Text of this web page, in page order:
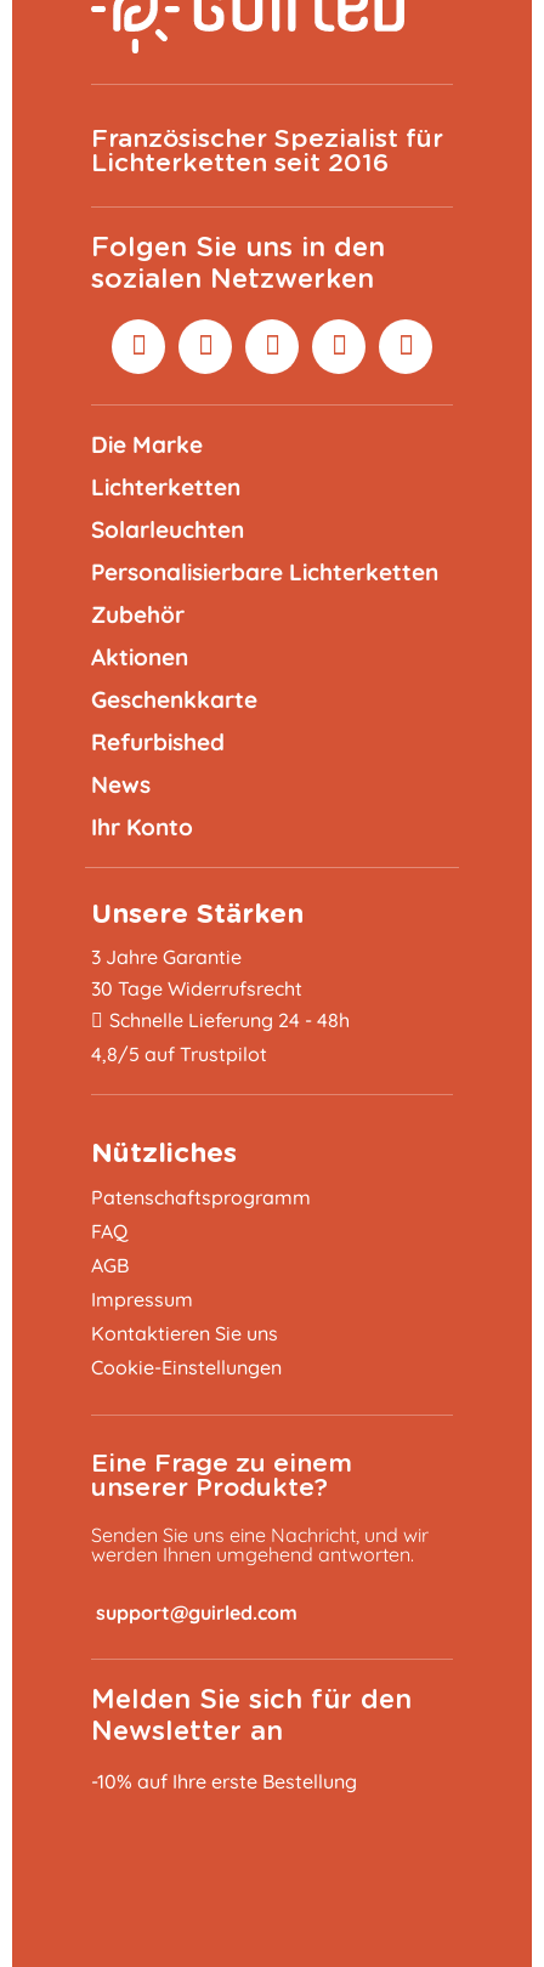
Französischer Spezialist für
Lichterketten seit 2016
Folgen Sie uns in den
sozialen Netzwerken
Die Marke
Lichterketten
Solarleuchten
Personalisierbare Lichterketten
Zubehör
Aktionen
Geschenkkarte
Refurbished
News
Ihr Konto
Unsere Stärken
3 Jahre Garantie
30 Tage Widerrufsrecht
Schnelle Lieferung 24 - 48h
4,8/5 auf Trustpilot
Nützliches
Patenschaftsprogramm
FAQ
AGB
Impressum
Kontaktieren Sie uns
Cookie-Einstellungen
Eine Frage zu einem
unserer Produkte?
Senden Sie uns eine Nachricht, und wir
werden Ihnen umgehend antworten.
Melden Sie sich für den
Newsletter an
-10% auf Ihre erste Bestellung